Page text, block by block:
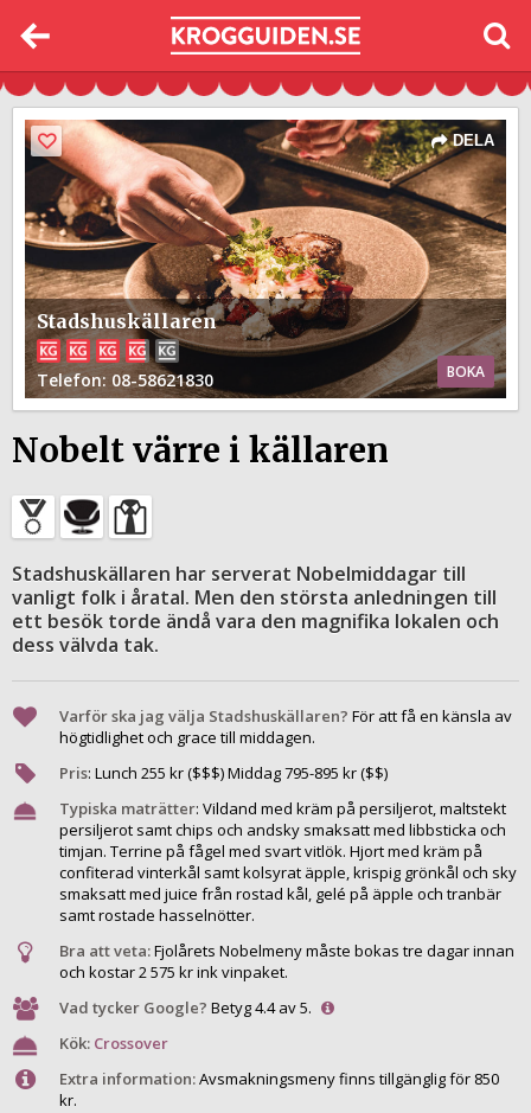
Stadshuskällaren
Telefon: 08-58621830 BOKA
DELA
Nobelt värre i källaren
Stadshuskällaren har serverat Nobelmiddagar till
vanligt folk i åratal. Men den största anledningen till
ett besök torde ändå vara den magnifika lokalen och
dess välvda tak.
Varför ska jag välja Stadshuskällaren? För att få en känsla av
högtidlighet och grace till middagen.
Pris: Lunch 255 kr ($$$) Middag795-895 kr ($$)
Typiska maträtter: Vildand med kräm på persiljerot, maltstekt
persiljerot samt chips och andsky smaksatt med libbsticka och
timjan. Terrine på fågel med svart vitlök. Hjort med kräm på
confiterad vinterkål samt kolsyrat äpple, krispig grönkål och sky
smaksatt med juice från rostad kål, gelé på äpple och tranbär
samt rostade hasselnötter.
Bra att veta:Fjolårets Nobelmeny måste bokas tre dagar innan
och kostar 2 575 kr ink vinpaket.
Vad tycker Google? Betyg 4.4 av 5.
Kök: Crossover
Extra information:Avsmakningsmeny finns tillgänglig för 850
kr.